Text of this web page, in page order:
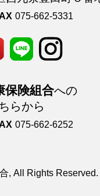
075-662-5331
保険組合への
らから
075-662-6252
, All Rights Reserved.